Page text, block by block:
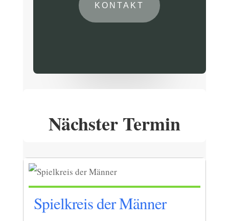
KONTAKT
Nächster Termin
Spielkreis der Männer